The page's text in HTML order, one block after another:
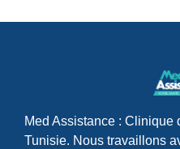
Med Assistance : Clinique
Tunisie. Nous travaillons